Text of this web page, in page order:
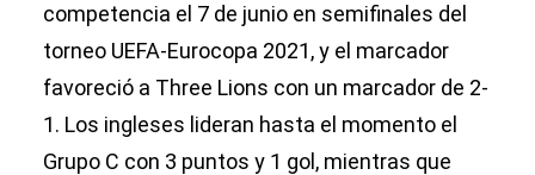
competencia el 7 de junio en semifinales del
torneo UEFA-Eurocopa 2021, y el marcador
favoreció a Three Lions con un marcador de 2-
1. Los ingleses lideran hasta el momento el
Grupo C con 3 puntos y 1 gol, mientras que